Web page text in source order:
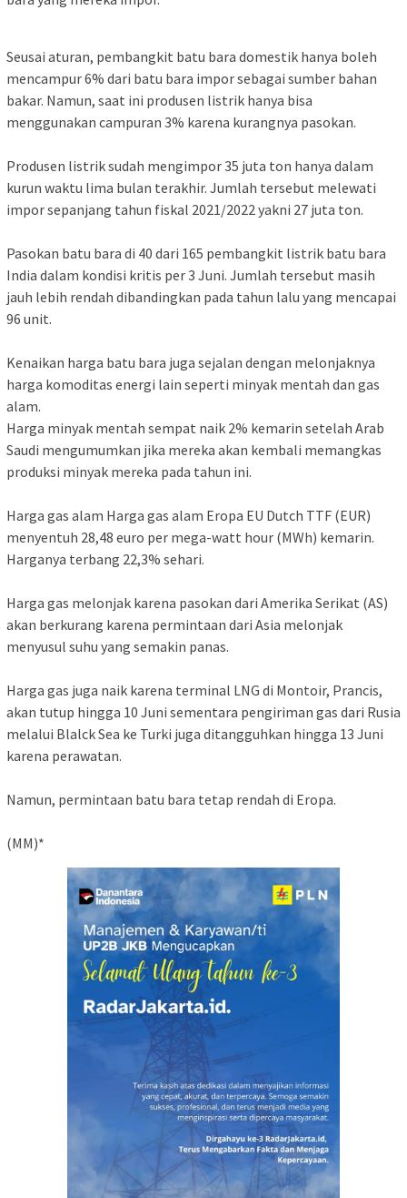
Seusai aturan, pembangkit batu bara domestik hanya boleh
mencampur 6% dari batu bara impor sebagai sumber bahan
bakar. Namun, saat ini produsen listrik hanya bisa
menggunakan campuran 3% karena kurangnya pasokan.
Produsen listrik sudah mengimpor 35 juta ton hanya dalam
kurun waktu lima bulan terakhir. Jumlah tersebut melewati
impor sepanjang tahun fiskal 2021/2022 yakni 27 juta ton.
Pasokan batu bara di 40 dari 165 pembangkit listrik batu bara
India dalam kondisi kritis per 3 Juni. Jumlah tersebut masih
jauh lebih rendah dibandingkan pada tahun lalu yang mencapai
96 unit.
Kenaikan harga batu bara juga sejalan dengan melonjaknya
harga komoditas energi lain seperti minyak mentah dan gas
alam.
Harga minyak mentah sempat naik 2% kemarin setelah Arab
Saudi mengumumkan jika mereka akan kembali memangkas
produksi minyak mereka pada tahun ini.
Harga gas alam Harga gas alam Eropa EU Dutch TTF (EUR)
menyentuh 28,48 euro per mega-watt hour (MWh) kemarin.
Harganya terbang 22,3% sehari.
Harga gas melonjak karena pasokan dari Amerika Serikat (AS)
akan berkurang karena permintaan dari Asia melonjak
menyusul suhu yang semakin panas.
Harga gas juga naik karena terminal LNG di Montoir, Prancis,
akan tutup hingga 10 Juni sementara pengiriman gas dari Rusia
melalui Blalck Sea ke Turki juga ditangguhkan hingga 13 Juni
karena perawatan.
Namun, permintaan batu bara tetap rendah di Eropa.
(MM)*